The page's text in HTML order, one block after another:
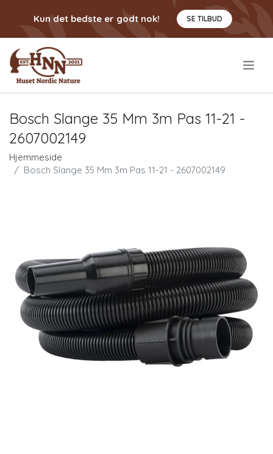
Kun det bedste er godt nok! SE TILBUD
Bosch Slange 35 Mm 3m Pas 11-21 -
2607002149
Hjemmeside
Bosch Slange 35 Mm 3m Pas 11-21 - 2607002149